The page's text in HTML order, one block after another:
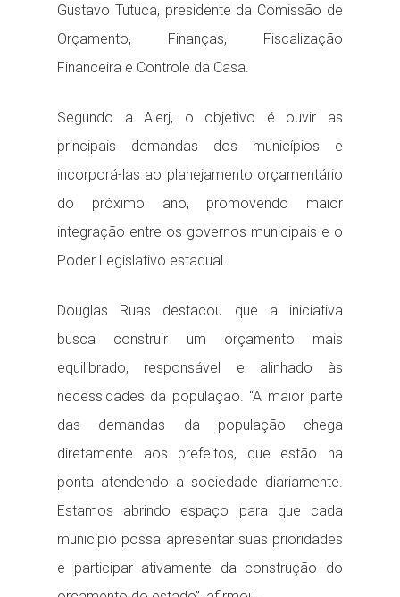
Gustavo Tutuca, presidente da Comissão de
Orçamento, Finanças, Fiscalização
Financeira e Controle da Casa.
Segundo a Alerj, o objetivo é ouvir as
principais demandas dos municípios e
incorporá-las ao planejamento orçamentário
do próximo ano, promovendo maior
integração entre os governos municipais e o
Poder Legislativo estadual.
Douglas Ruas destacou que a iniciativa
busca construir um orçamento mais
equilibrado, responsável e alinhado às
necessidades da população. “A maior parte
das demandas da população chega
diretamente aos prefeitos, que estão na
ponta atendendo a sociedade diariamente.
Estamos abrindo espaço para que cada
município possa apresentar suas prioridades
e participar ativamente da construção do